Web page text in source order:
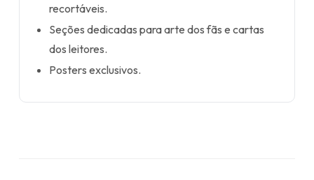
recortáveis.
Seções dedicadas para arte dos fãs e cartas
dos leitores.
Posters exclusivos.